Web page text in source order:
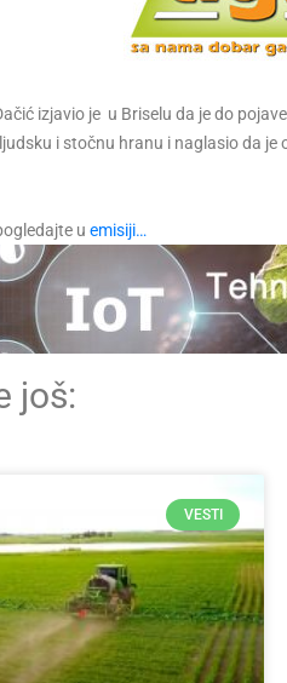
izjavio je u Briselu da je do
i stočnu hranu i naglasio da
u emisiji…
još:
VESTI